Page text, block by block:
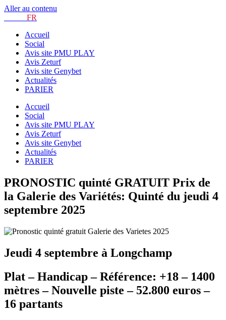
Aller au contenu
FR
Accueil
Social
Avis site PMU PLAY
Avis Zeturf
Avis site Genybet
Actualités
PARIER
Accueil
Social
Avis site PMU PLAY
Avis Zeturf
Avis site Genybet
Actualités
PARIER
PRONOSTIC quinté GRATUIT Prix de
la Galerie des Variétés: Quinté du jeudi 4
septembre 2025
Jeudi 4 septembre à Longchamp
Plat – Handicap – Référence: +18 – 1400
mètres – Nouvelle piste – 52.800 euros –
16 partants